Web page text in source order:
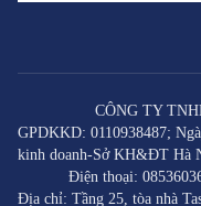
CÔNG TY
GPDKKD: 0110938487;
kinh doanh-Sở KH&ĐT Hà
Điện thoại:
Địa chỉ: Tầng 25, tòa nhà